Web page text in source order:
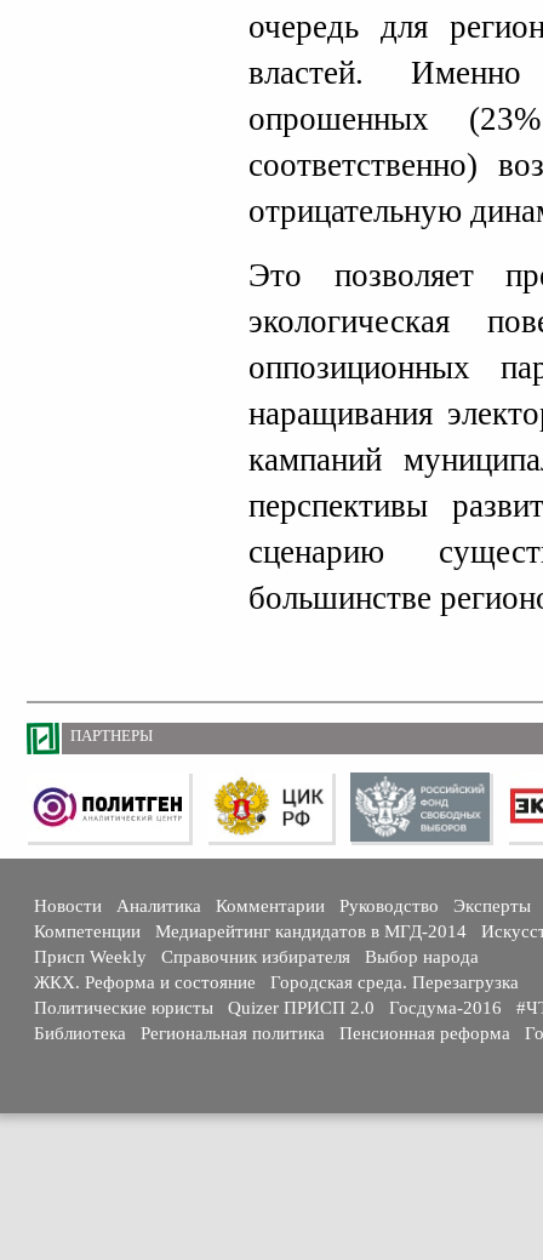
очередь для
властей.
опрошенных
соответственно)
отрицательную
Это позволяет
экологическая
оппозиционных
наращивания
кампаний
перспективы
сценарию
большинстве
ПАРТНЕРЫ
Новости Аналитика Комментарии Руководство
Эксперты
Компетенции
Медиарейтинг кандидатов в МГД-2014
Присп Weekly
Справочник избирателя
Выбор народа
ЖКХ. Реформа и состояние
Городская среда. Перезагрузка
Политические юристы
Quizer ПРИСП 2.0 Госдума-2016
Библиотека
Региональная политика Пенсионная реформа